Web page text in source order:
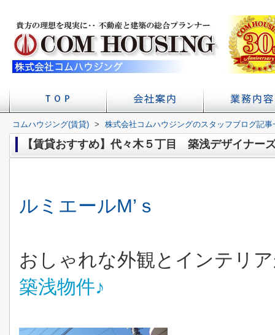
店舗へのアクセス
会社概要 初台の賃貸 不
賃貸経
学校
コムハウジング(賃貸) > 株式会社コムハウジングのスタッフブログ記事
【賃貸おすすめ】代々木５丁目 築浅デザイナー
ルミエールM’ｓ
おしゃれな外観とインテリ
築浅物件♪